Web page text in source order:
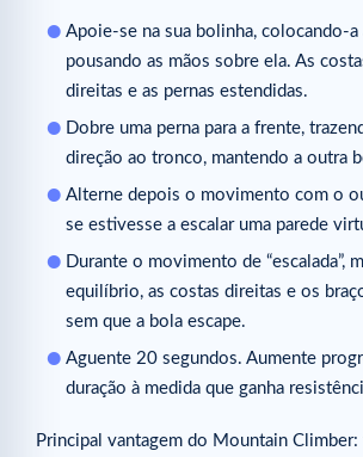
Apoie-se na sua bolinha, colocando-a
pousando as mãos sobre ela. As
direitas e as pernas estendidas.
Dobre uma perna para a frente,
direção ao tronco, mantendo a outra
Alterne depois o movimento com o
se estivesse a escalar uma parede
Durante o movimento de “escalada”,
equilíbrio, as costas direitas e os
sem que a bola escape.
Aguente 20 segundos. Aumente
duração à medida que ganha
Principal vantagem do Mountain